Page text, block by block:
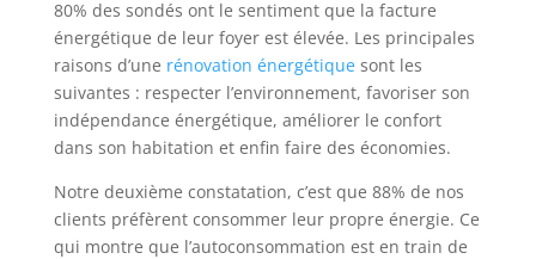
80% des sondés ont le sentiment que la facture
énergétique de leur foyer est élevée. Les principales
raisons d’une rénovation énergétiquesont les
suivantes : respecter l’environnement, favoriser son
indépendance énergétique, améliorer le confort
dans son habitation et enfin faire des économies.
Notre deuxième constatation, c’est que 88% de nos
clients préfèrent consommer leur propre énergie. Ce
qui montre que l’autoconsommation est en train de